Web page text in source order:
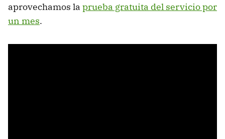
aprovechamos la prueba gratuita del servicio por
un mes.